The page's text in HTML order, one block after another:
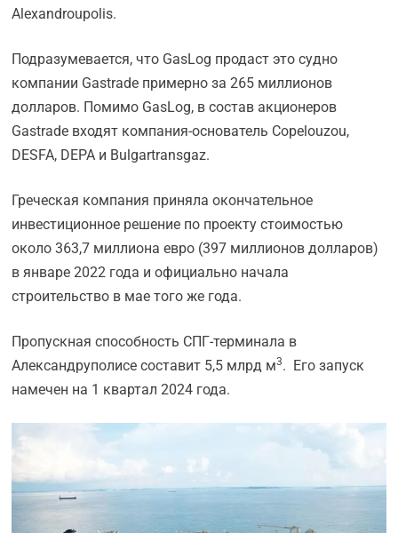
Alexandroupolis.
Подразумевается, что GasLog продаст это судно
компании Gastrade примерно за 265 миллионов
долларов. Помимо GasLog, в состав акционеров
Gastrade входят компания-основатель Copelouzou,
DESFA, DEPA и Bulgartransgaz.
Греческая компания приняла окончательное
инвестиционное решение по проекту стоимостью
около 363,7 миллиона евро (397 миллионов долларов)
в январе 2022 года и официально начала
строительство в мае того же года.
Пропускная способность СПГ-терминала в
Александруполисе составит 5,5 млрд м3. Его запуск
намечен на 1 квартал 2024 года.